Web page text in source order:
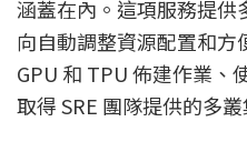
涵蓋在內。這項服務提供
向自動調整資源配置和方
GPU 和 TPU 佈建作業、
取得 SRE 團隊提供的多叢